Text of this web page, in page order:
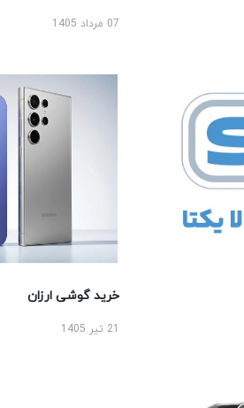
07 مرداد 1405
خرید گوشی ارزان